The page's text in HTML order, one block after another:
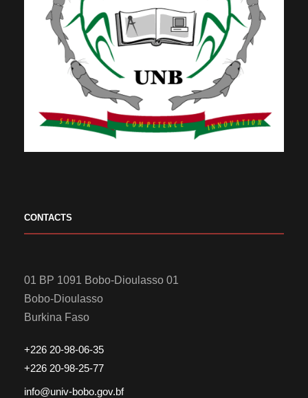
CONTACTS
01 BP 1091 Bobo-Dioulasso 01
Bobo-Dioulasso
Burkina Faso
+226 20-98-06-35
+226 20-98-25-77
info@univ-bobo.gov.bf